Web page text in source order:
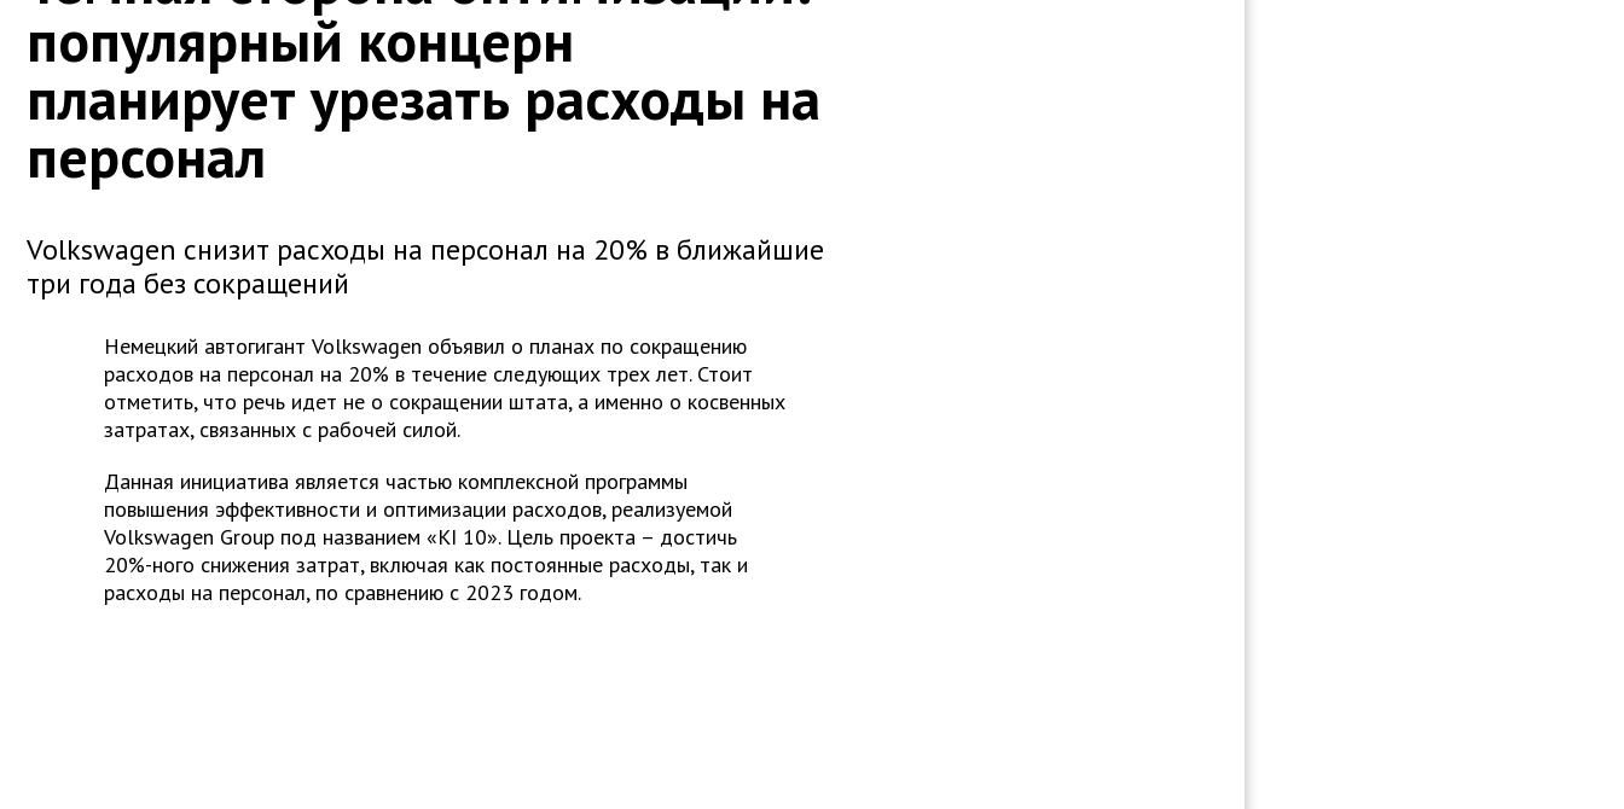
популярный концерн
планирует урезать расходы на
персонал
Volkswagen снизит расходы на персонал на 20% в ближайшие
три года без сокращений
Немецкий автогигант Volkswagen объявил о планах по сокращению
расходов на персонал на 20% в течение следующих трех лет. Стоит
отметить, что речь идет не о сокращении штата, а именно о косвенных
затратах, связанных с рабочей силой.
Данная инициатива является частью комплексной программы
повышения эффективности и оптимизации расходов, реализуемой
Volkswagen Group под названием «KI 10». Цель проекта – достичь
20%-ного снижения затрат, включая как постоянные расходы, так и
расходы на персонал, по сравнению с 2023 годом.